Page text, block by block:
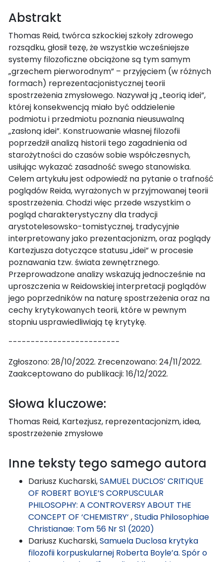
Abstrakt
Thomas Reid, twórca szkockiej szkoły zdrowego
rozsądku, głosił tezę, że wszystkie wcześniejsze
systemy filozoficzne obciążone są tym samym
„grzechem pierworodnym” – przyjęciem (w różnych
formach) reprezentacjonistycznej teorii
spostrzeżenia zmysłowego. Nazywał ją „teorią idei”,
której konsekwencją miało być oddzielenie
podmiotu i przedmiotu poznania nieusuwalną
„zasłoną idei”. Konstruowanie własnej filozofii
poprzedził analizą historii tego zagadnienia od
starożytności do czasów sobie współczesnych,
usiłując wykazać zasadność swego stanowiska.
Celem artykułu jest odpowiedź na pytanie o trafność
poglądów Reida, wyrażonych w przyjmowanej teorii
spostrzeżenia. Chodzi więc przede wszystkim o
pogląd charakterystyczny dla tradycji
arystotelesowsko-tomistycznej, tradycyjnie
interpretowany jako prezentacjonizm, oraz poglądy
Kartezjusza dotyczące statusu „idei” w procesie
poznawania tzw. świata zewnętrznego.
Przeprowadzone analizy wskazują jednocześnie na
uproszczenia w Reidowskiej interpretacji poglądów
jego poprzedników na naturę spostrzeżenia oraz na
cechy krytykowanych teorii, które w pewnym
stopniu usprawiedliwiają tę krytykę.
-------------------------
Zgłoszono: 28/10/2022. Zrecenzowano: 24/11/2022.
Zaakceptowano do publikacji: 16/12/2022.
Słowa kluczowe:
Thomas Reid, Kartezjusz, reprezentacjonizm, idea,
spostrzeżenie zmysłowe
Inne teksty tego samego autora
Dariusz Kucharski,SAMUEL DUCLOS’ CRITIQUE
OF ROBERT BOYLE’S CORPUSCULAR
PHILOSOPHY: A CONTROVERSY ABOUT THE
CONCEPT OF ‘CHEMISTRY‘ ,Studia Philosophiae
Christianae: Tom 56 Nr S1 (2020)
Dariusz Kucharski,Samuela Duclosa krytyka
filozofii korpuskularnej Roberta Boyle’a. Spór o